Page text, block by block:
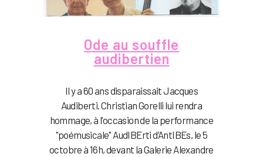
Ode au souffle
audibertien
Il y a 60 ans disparaissait Jacques
Audiberti. Christian Gorelli lui rendra
hommage, à l'occasion de la performance
"poémusicale" AudIBErti d’AntIBEs, le 5
octobre à 16h, devant la Galerie Alexandre